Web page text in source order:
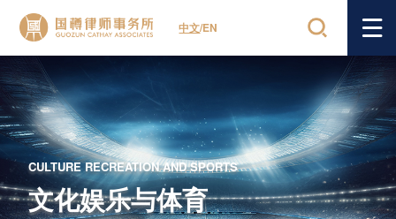
中文/EN
CULTURE RECREATION AND SPORTS
文化娱乐与体育